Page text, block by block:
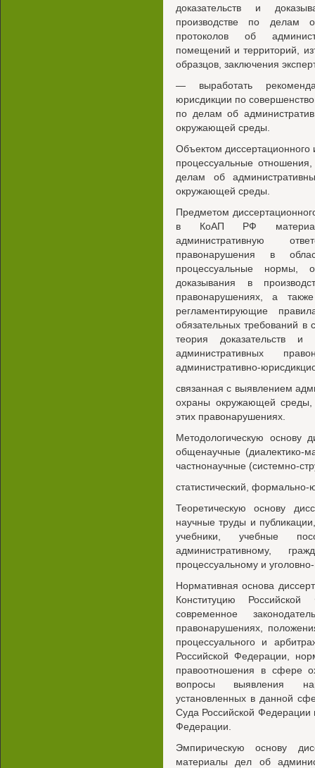
доказательств и
производстве по делам
протоколов об
помещений и территорий,
образцов, заключения
— выработать
юрисдикции по
по делам об
окружающей среды.
Объектом диссертационного
процессуальные
делам об
окружающей среды.
Предметом
в КоАП РФ
административную
правонарушения в
процессуальные нормы,
доказывания в
правонарушениях, а
регламентирующие
обязательных требований
теория доказательств
административных
административно-
связанная с выявлением
охраны окружающей
этих правонарушениях.
Методологическую основу
общенаучные (диалектико-
частнонаучные (системно-
статистический,
Теоретическую основу
научные труды и
учебники, учебные
административному,
процессуальному и
Нормативная основа
Конституцию
современное
правонарушениях,
процессуального и
Российской Федерации,
правоотношения в сфере
вопросы выявления
установленных в данной
Суда Российской Федерации
Федерации.
Эмпирическую основу
материалы дел об